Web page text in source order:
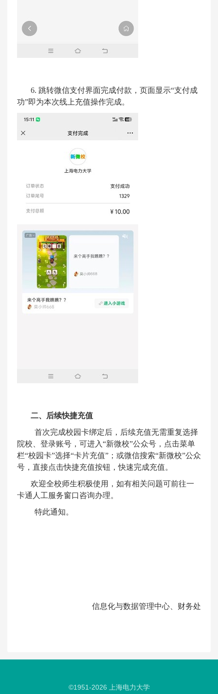
6. 跳转微信支付界面完成付款，页面显示“支付成
功”即为本次线上充值操作完成。
二、后续快捷充值
首次完成校园卡绑定后，后续充值无需重复选择
院校、登录账号，可进入“新微校”公众号，点击菜单
栏“校园卡”选择“卡片充值”；或微信搜索“新微校”公众
号，直接点击快捷充值按钮，快速完成充值。
欢迎全校师生积极使用，如有相关问题可前往一
卡通人工服务窗口咨询办理。
特此通知。
信息化与数据管理中心、财务处
©1951-2026 上海电力大学